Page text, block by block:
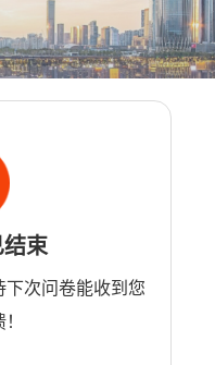
束
次问卷能收到您